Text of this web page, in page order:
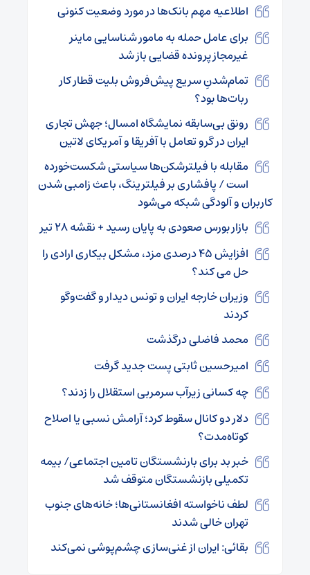
اطلاعیه مهم بانک‌ها در مورد وضعیت کنونی
برای عامل حمله به مامور شناسایی ماینر
غیرمجاز پرونده قضایی باز شد
تمام‌شدنِ سریع پیش‌فروش بلیت قطار کار
ربات‌ها بود؟
رونق بی‌سابقه نمایشگاه امسال؛ جهش تجاری
ایران در گرو تعامل با آفریقا و آمریکای لاتین
مقابله با فیلترشکن‌ها سیاستی شکست‌خورده
است / پافشاری بر فیلترینگ، باعث زامبی شدن
کاربران و آلودگی شبکه می‌شود
بازار بورس صعودی به پایان رسید + نقشه ۲۸ تیر
افزایش ۴۵ درصدی مزد، مشکل بیکاری ارادی را
حل می کند؟
وزیران خارجه ایران و تونس دیدار و گفت‌وگو
کردند
محمد فاضلی درگذشت
امیرحسین ثابتی پست جدید گرفت
چه کسانی زیرآب سرمربی استقلال را زدند؟
دلار دو کانال سقوط کرد؛ آرامش نسبی یا اصلاح
کوتاه‌مدت؟
خبر بد برای بارنشستگان تامین اجتماعی/ بیمه
تکمیلی بازنشستگان متوقف شد
لطف ناخواسته افغانستانی‌ها؛ خانه‌های جنوب
تهران خالی شدند
بقائی: ایران از غنی‌سازی چشم‌پوشی نمی‌کند